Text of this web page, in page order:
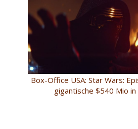
Box-Office USA: Star Wars:
gigantische $540 Mio in